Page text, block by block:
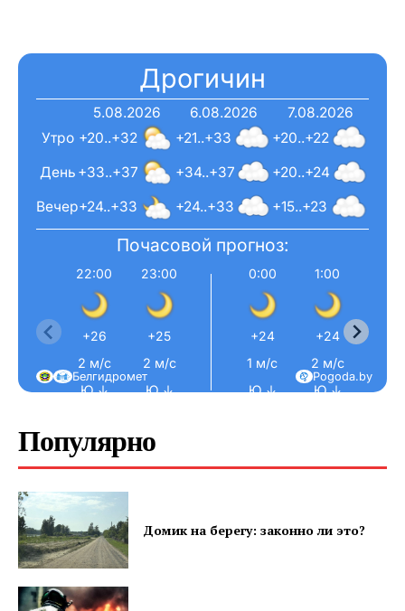
"Драгічынскі Веснік"
ПОДПИСАТЬСЯ
Редакция "ДВ"
Наша гісторыя
Дрогичин
5.08.2026
+20..+32
+33..+37
+24..+33
6.08.2026
+21..+33
+34..+37
+24..+33
7.08.2026
+20..+22
+20..+24
+15..+23
Вечер
День
Утро
Почасовой прогноз:
22:00
+26
2 м/с
Ю ↓
23:00
+25
2 м/с
Ю ↓
0:00
+24
1 м/с
Ю ↓
1:00
+24
2 м/с
Ю ↓
Ю
Pogoda.by
Белгидромет
Популярно
Домик на берегу: законно ли это?